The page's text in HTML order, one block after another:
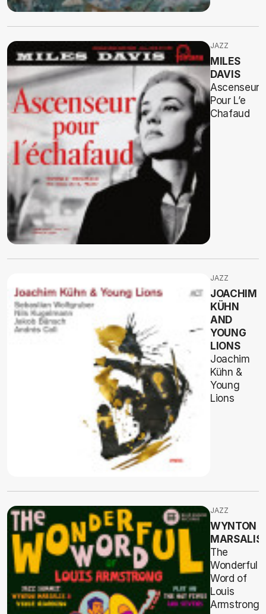
JAZZ
MILES
DAVIS
Ascenseur
Pour L’e
Chafaud
JAZZ
JOACHIM
KÜHN
AND
YOUNG
LIONS
Joachim
Kühn &
Young
Lions
JAZZ
WYNTON
MARSALIS
The
Wonderful
Word of
Louis
Armstrong